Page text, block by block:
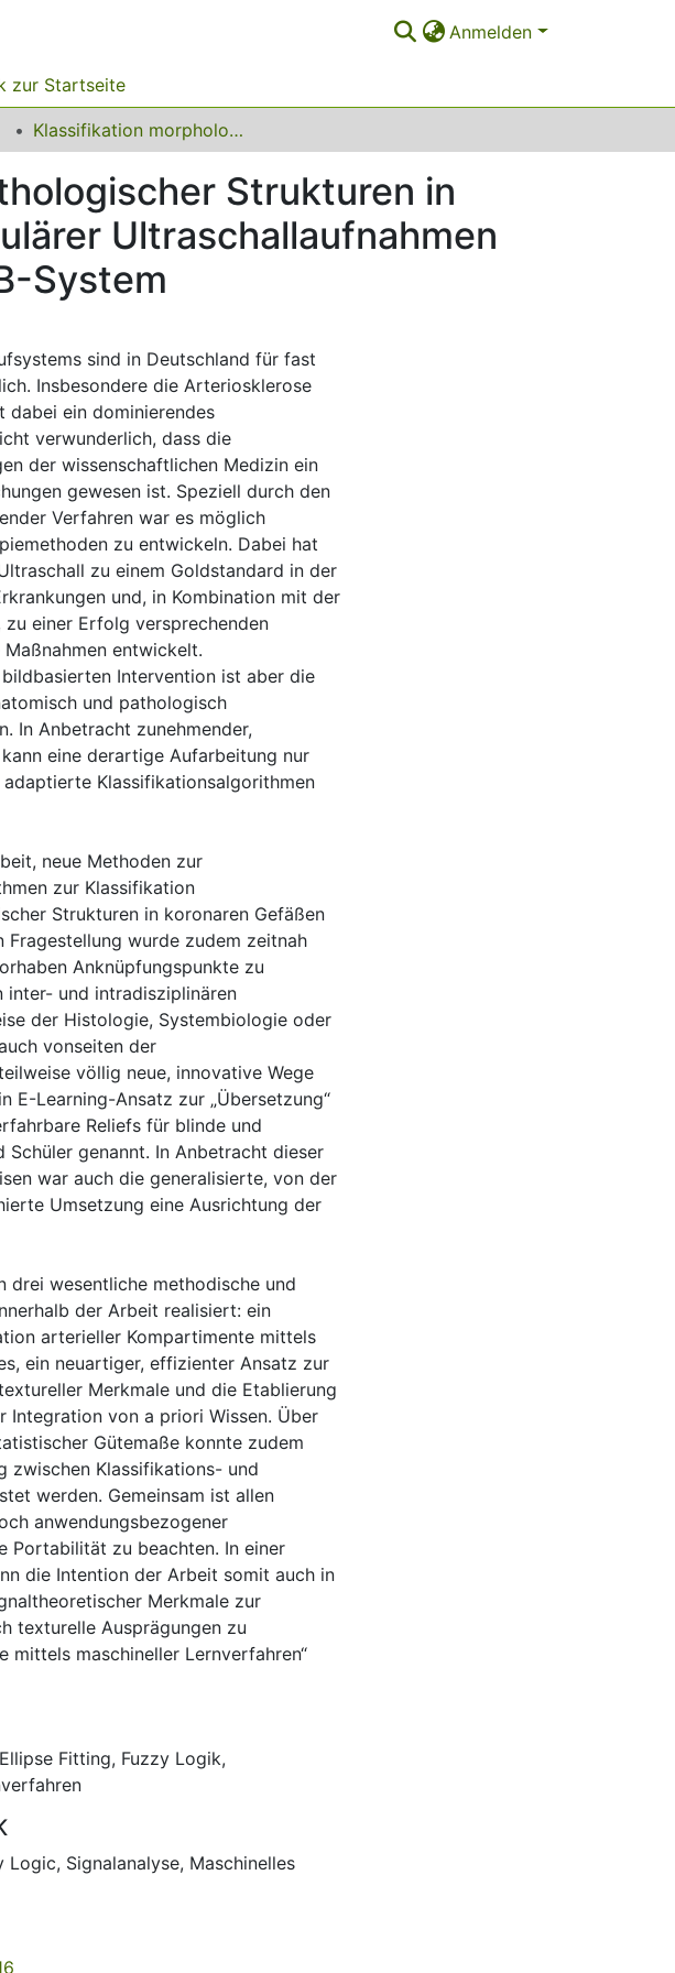
Anmelden
zur Startseite
Klassifikation morphologischer und pathologischer Strukturen in koronaren Gefäßen auf Basis intravaskulärer Ultraschallaufnahmen zur klinischen Anwendung in einem IVB-System
Strukturen in
Ultraschallaufnahmen
System
sind in Deutschland für fast
Insbesondere die Arteriosklerose
dabei ein dominierendes
verwunderlich, dass die
der wissenschaftlichen Medizin ein
gewesen ist. Speziell durch den
Verfahren war es möglich
zu entwickeln. Dabei hat
zu einem Goldstandard in der
und, in Kombination mit der
einer Erfolg versprechenden
entwickelt.
Intervention ist aber die
und pathologisch
In Anbetracht zunehmender,
eine derartige Aufarbeitung nur
Klassifikationsalgorithmen
neue Methoden zur
zur Klassifikation
Strukturen in koronaren Gefäßen
Fragestellung wurde zudem zeitnah
Anknüpfungspunkte zu
und intradisziplinären
der Histologie, Systembiologie oder
vonseiten der
völlig neue, innovative Wege
E-Learning-Ansatz zur „Übersetzung“
Reliefs für blinde und
Schüler genannt. In Anbetracht dieser
war auch die generalisierte, von der
Umsetzung eine Ausrichtung der
drei wesentliche methodische und
der Arbeit realisiert: ein
arterieller Kompartimente mittels
ein neuartiger, effizienter Ansatz zur
Merkmale und die Etablierung
Integration von a priori Wissen. Über
Gütemaße konnte zudem
zwischen Klassifikations- und
werden. Gemeinsam ist allen
anwendungsbezogener
Portabilität zu beachten. In einer
die Intention der Arbeit somit auch in
Merkmale zur
texturelle Ausprägungen zu
mittels maschineller Lernverfahren“
Ellipse Fitting, Fuzzy Logik,
Logic, Signalanalyse, Maschinelles